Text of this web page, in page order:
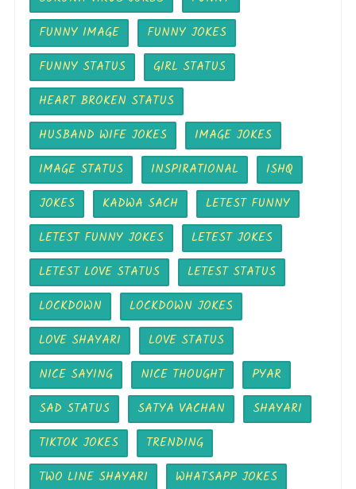
FUNNY IMAGE
FUNNY JOKES
FUNNY STATUS
GIRL STATUS
HEART BROKEN STATUS
HUSBAND WIFE JOKES
IMAGE JOKES
IMAGE STATUS
INSPIRATIONAL
ISHQ
JOKES
KADWA SACH
LETEST FUNNY
LETEST FUNNY JOKES
LETEST JOKES
LETEST LOVE STATUS
LETEST STATUS
LOCKDOWN
LOCKDOWN JOKES
LOVE SHAYARI
LOVE STATUS
NICE SAYING
NICE THOUGHT
PYAR
SAD STATUS
SATYA VACHAN
SHAYARI
TIKTOK JOKES
TRENDING
TWO LINE SHAYARI
WHATSAPP JOKES